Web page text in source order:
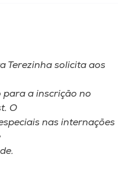
Terezinha solicita aos
a inscrição no
O
nas internações